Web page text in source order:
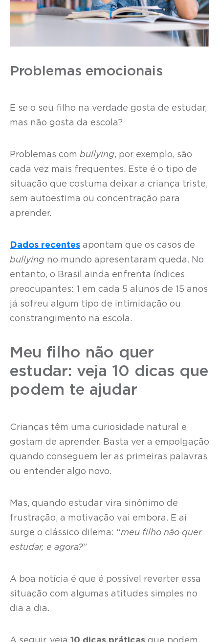
Problemas emocionais
E se o seu filho na verdade gosta de estudar,
mas não gosta da escola?
Problemas com bullying, por exemplo, são
cada vez mais frequentes. Este é o tipo de
situação que costuma deixar a criança triste,
sem autoestima ou concentração para
aprender.
Dados recentes apontam que os casos de
bullying no mundo apresentaram queda. No
entanto, o Brasil ainda enfrenta índices
preocupantes: 1 em cada 5 alunos de 15 anos
já sofreu algum tipo de intimidação ou
constrangimento na escola.
Meu filho não quer
estudar: veja 10 dicas que
podem te ajudar
Crianças têm uma curiosidade natural e
gostam de aprender. Basta ver a empolgação
quando conseguem ler as primeiras palavras
ou entender algo novo.
Mas, quando estudar vira sinônimo de
frustração, a motivação vai embora. E aí
surge o clássico dilema: “meu filho não quer
estudar, e agora?”
A boa notícia é que é possível reverter essa
situação com algumas atitudes simples no
dia a dia.